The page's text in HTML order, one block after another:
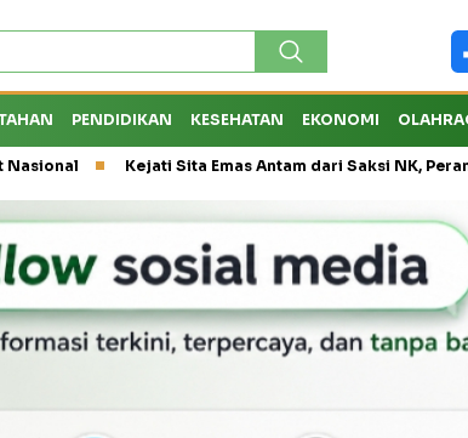
PENDIDIKAN KESEHATAN EKONOMI
Kejati Sita Emas Antam dari Saksi NK, Peran Eks Kepala